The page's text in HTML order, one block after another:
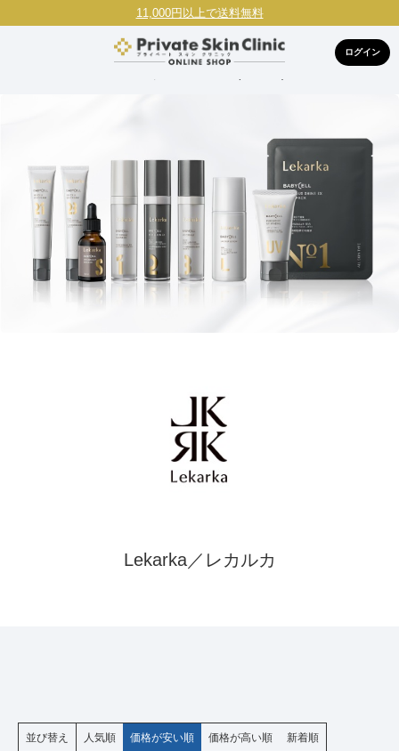
11,000円以上で送料無料
ログイン
Lekarka／レカルカ
並び替え 人気順 価格が安い順 価格が高い順 新着順